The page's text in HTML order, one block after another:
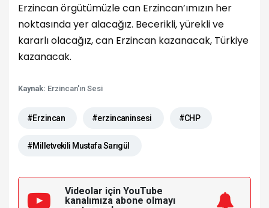
Erzincan örgütümüzle can Erzincan’ımızın her
noktasında yer alacağız. Becerikli, yürekli ve
kararlı olacağız, can Erzincan kazanacak, Türkiye
kazanacak.
Kaynak: Erzincan'ın Sesi
#Erzincan #erzincaninsesi #CHP
#Milletvekili Mustafa Sarıgül
Videolar için YouTube
kanalımıza abone olmayı